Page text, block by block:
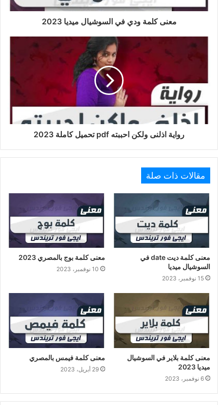
معنى كلمة ودي في السوشيال ميديا 2023
رواية اذلنى ولكن احببته pdf تحميل كاملة 2023
مقالات ذات صلة
معنى كلمة ديت date في
السوشيال ميديا
15 نوفمبر، 2023
معنى كلمة بوج بالمصري 2023
10 نوفمبر، 2023
معنى كلمة بلاير في السوشيال
ميديا 2023
6 نوفمبر، 2023
معنى كلمة فيمس بالمصري
29 أبريل، 2023